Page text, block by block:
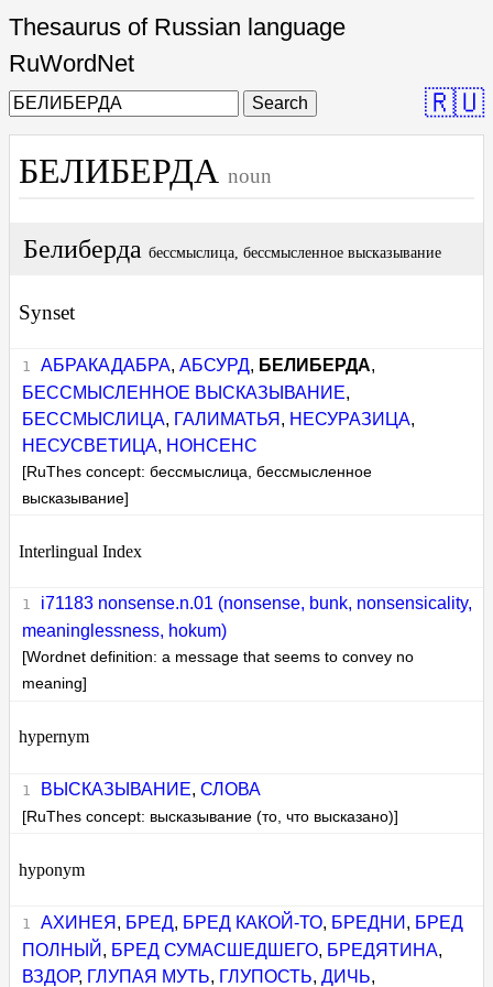
Thesaurus of Russian language
RuWordNet
Search 🇷🇺
БЕЛИБЕРДА noun
Белиберда бессмыслица, бессмысленное высказывание
Synset
АБРАКАДАБРА, АБСУРД, БЕЛИБЕРДА,
БЕССМЫСЛЕННОЕ ВЫСКАЗЫВАНИЕ,
БЕССМЫСЛИЦА, ГАЛИМАТЬЯ , НЕСУРАЗИЦА,
НЕСУСВЕТИЦА, НОНСЕНС
[RuThes concept: бессмыслица, бессмысленное
высказывание]
Interlingual Index
i71183 nonsense.n.01 (nonsense, bunk, nonsensicality,
meaninglessness, hokum)
[Wordnet definition: a message that seems to convey no
meaning]
hypernym
ВЫСКАЗЫВАНИЕ, СЛОВА
[RuThes concept: высказывание (то, что высказано)]
hyponym
АХИНЕЯ , БРЕД, БРЕД КАКОЙ-ТО, БРЕДНИ , БРЕД
ПОЛНЫЙ , БРЕД СУМАСШЕДШЕГО, БРЕДЯТИНА,
ВЗДОР, ГЛУПАЯ МУТЬ, ГЛУПОСТЬ,ДИЧЬ,